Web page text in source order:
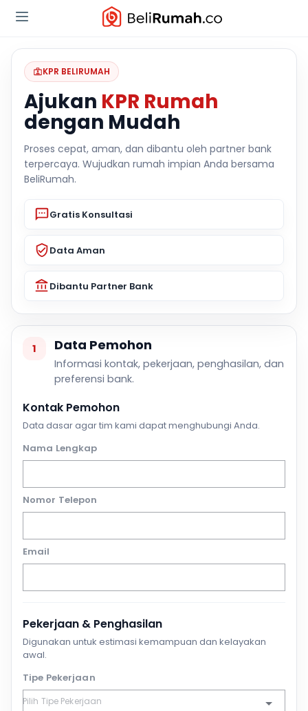
KPR BELIRUMAH
Ajukan KPR Rumah
dengan Mudah
Proses cepat, aman, dan dibantu oleh partner bank
terpercaya. Wujudkan rumah impian Anda bersama
BeliRumah.
Gratis Konsultasi
Data Aman
Dibantu Partner Bank
1 Data Pemohon
Informasi kontak, pekerjaan, penghasilan, dan
preferensi bank.
Kontak Pemohon
Data dasar agar tim kami dapat menghubungi Anda.
Nama Lengkap
Nomor Telepon
Email
Pekerjaan & Penghasilan
Digunakan untuk estimasi kemampuan dan kelayakan
awal.
Tipe Pekerjaan